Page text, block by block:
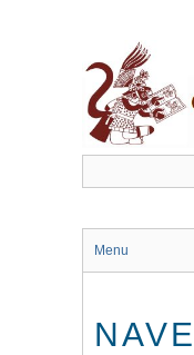
Menu